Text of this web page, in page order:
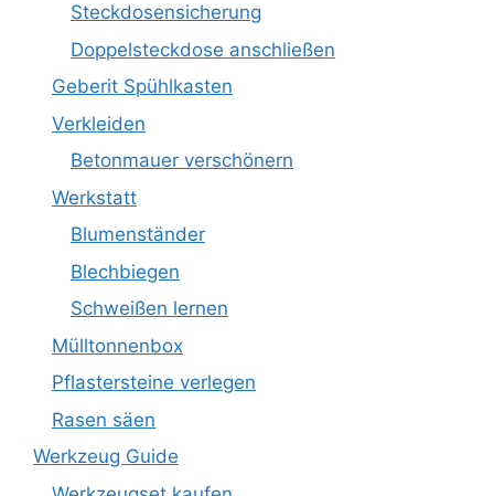
Steckdosensicherung
Doppelsteckdose anschließen
Geberit Spühlkasten
Verkleiden
Betonmauer verschönern
Werkstatt
Blumenständer
Blechbiegen
Schweißen lernen
Mülltonnenbox
Pflastersteine verlegen
Rasen säen
Werkzeug Guide